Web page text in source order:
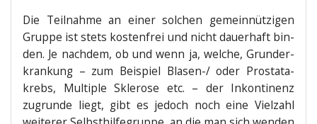
Die Teil­nah­me an einer sol­chen gemein­nüt­zi­gen
Grup­pe ist stets kos­ten­frei und nicht dau­er­haft bin­
den. Je nach­dem, ob und wenn ja, wel­che, Grund­er­
kran­kung – zum Bei­spiel Bla­sen-/ oder Pro­sta­ta­
krebs, Mul­ti­ple Skle­ro­se etc. – der Inkon­ti­nenz
zugrun­de liegt, gibt es jedoch noch eine Viel­zahl